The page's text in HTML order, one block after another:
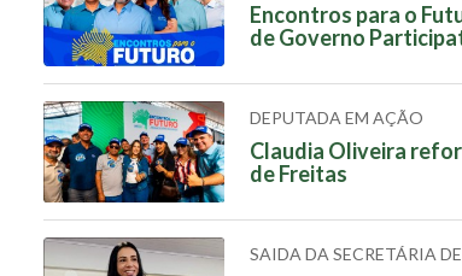
Encontros para o
de Governo
DEPUTADA EM AÇÃO
Claudia Oliveira
de Freitas
SAIDA DA SECRETÁRIA